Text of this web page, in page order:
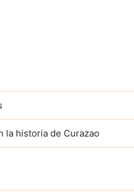
la historia de Curazao